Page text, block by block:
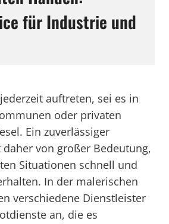
für Industrie und
auftreten, sei es in
oder privaten
Ein zuverlässiger
von großer Bedeutung,
Situationen schnell und
In der malerischen
verschiedene Dienstleister
an, die es